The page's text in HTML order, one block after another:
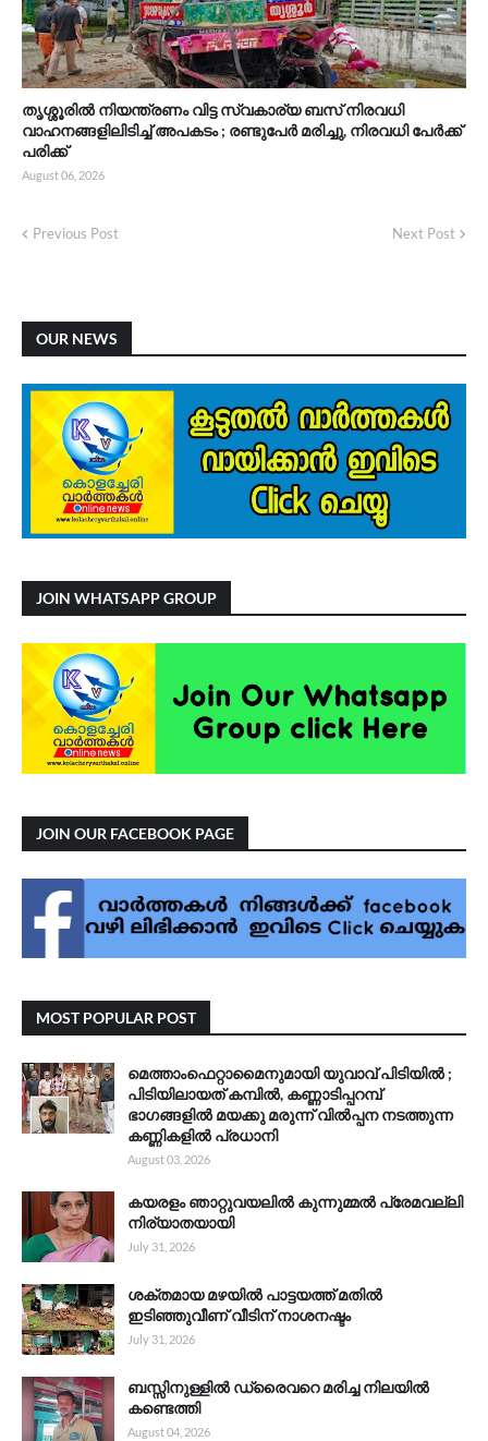
തൃശ്ശൂരിൽ നിയന്ത്രണം വിട്ട സ്വകാര്യ ബസ് നിരവധി
വാഹനങ്ങളിലിടിച്ച് അപകടം ; രണ്ടുപേർ മരിച്ചു, നിരവധി പേർക്ക്
പരിക്ക്
August 06, 2026
Previous Post Next Post
OUR NEWS
JOIN WHATSAPP GROUP
JOIN OUR FACEBOOK PAGE
MOST POPULAR POST
മെത്താംഫെറ്റാമൈനുമായി യുവാവ് പിടിയിൽ ;
പിടിയിലായത് കമ്പിൽ, കണ്ണാടിപ്പറമ്പ്
ഭാഗങ്ങളിൽ മയക്കു മരുന്ന് വിൽപ്പന നടത്തുന്ന
കണ്ണികളിൽ പ്രധാനി
August 03, 2026
കയരളം ഞാറ്റുവയലിൽ കുന്നുമ്മൽ പ്രേമവല്ലി
നിര്യാതയായി
July 31, 2026
ശക്തമായ മഴയിൽ പാട്ടയത്ത് മതിൽ
ഇടിഞ്ഞുവീണ് വീടിന് നാശനഷ്ടം
July 31, 2026
ബസ്സിനുള്ളിൽ ഡ്രൈവറെ മരിച്ച നിലയിൽ
കണ്ടെത്തി
August 04, 2026